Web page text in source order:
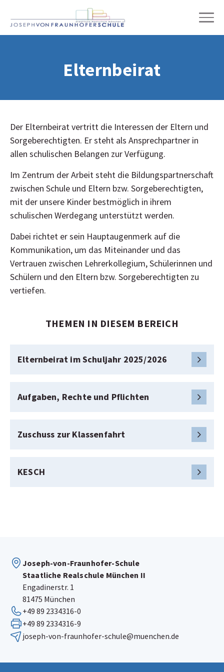
Einschreibung & Übertritt
Online-Wegweiser
Digitale Schule
Elternbeirat
Elternbeirat im Schuljahr 2025/2026
Aufgaben, Rechte und Pflichten
Zuschuss zur Klassenfahrt
KESCH
Elternbeirat
Der Elternbeirat vertritt die Interessen der Eltern und
Sorgeberechtigten. Er steht als Ansprechpartner in
allen schulischen Belangen zur Verfügung.
Im Zentrum der Arbeit steht die Bildungspartnerschaft
zwischen Schule und Eltern bzw. Sorgeberechtigten,
mit der unsere Kinder bestmöglich in ihrem
schulischen Werdegang unterstützt werden.
Dabei richtet er sein Hauptaugenmerk auf die
Kommunikation, um das Miteinander und das
Vertrauen zwischen Lehrerkollegium, Schülerinnen und
Schülern und den Eltern bzw. Sorgeberechtigten zu
vertiefen.
THEMEN IN DIESEM BEREICH
Elternbeirat im Schuljahr 2025/2026
Aufgaben, Rechte und Pflichten
Zuschuss zur Klassenfahrt
KESCH
Joseph-von-Fraunhofer-Schule
Staatliche Realschule München II
Engadinerstr. 1
81475 München
+49 89 2334316-0
+49 89 2334316-9
joseph-von-fraunhofer-schule@muenchen.de